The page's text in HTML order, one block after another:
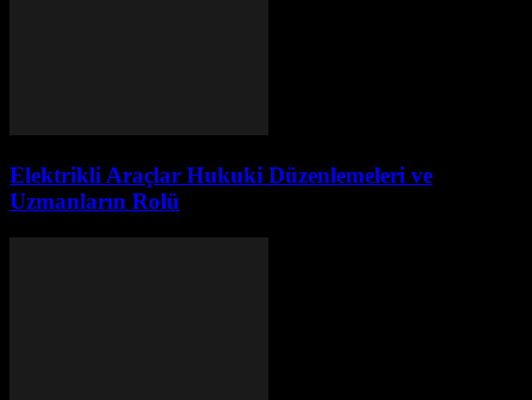
Elektrikli Araçlar Hukuki Düzenlemeleri ve
Uzmanların Rolü